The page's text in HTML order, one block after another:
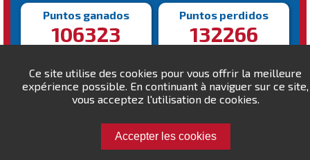
Ce site utilise des cookies pour vous offrir la meilleure
expérience possible. En continuant à naviguer sur ce site,
vous acceptez l'utilisation de cookies.
Accepter les cookies
Puntos ganados
106323
Puntos perdidos
132266
Victoria más rápida
104s
Victoria más lenta
2716s
Desafía a yacoutkabbaj!